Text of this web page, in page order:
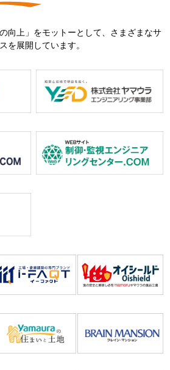
向上」をモットーとして、さまざまなサ
を展開しています。